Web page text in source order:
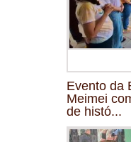
Evento da
Meimei
de histó...